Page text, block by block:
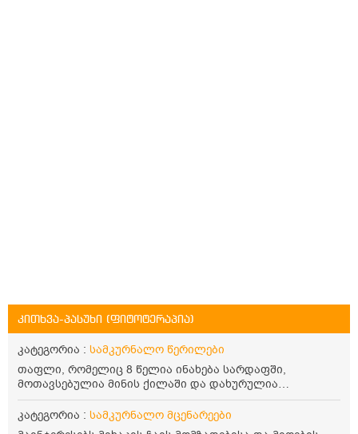
კითხვა-პასუხი (ფიტოტერაპია)
კატეგორია : სამკურნალო წერილები
თაფლი, რომელიც 8 წელია ინახება სარდაფში,
მოთავსებულია მინის ქილაში და დახურულია
პლასტმასის სახურავით. ექნება თუ არა შენარჩუნებული
სასარგებლო თვისებები და შეიძლება თუ არა მისი
მირთმევა? გმადლობთ.
კატეგორია : სამკურნალო მცენარეები